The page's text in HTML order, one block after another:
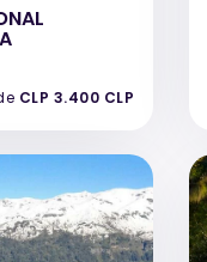
CLP 3.400 CLP